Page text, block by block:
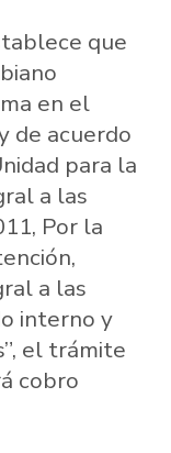
que
en el
de acuerdo
para la
a las
Por la
a las
interno y
el trámite
cobro